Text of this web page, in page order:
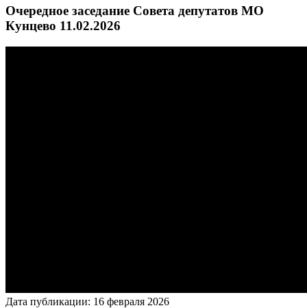
Очередное заседание Совета депутатов МО
Кунцево 11.02.2026
Дата публикации: 16 февраля 2026